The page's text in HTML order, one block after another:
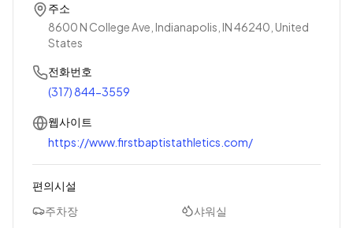
주소
8600 N College Ave, Indianapolis, IN 46240, United
States
전화번호
(317) 844-3559
웹사이트
https://www.firstbaptistathletics.com/
편의시설
주차장
샤워실